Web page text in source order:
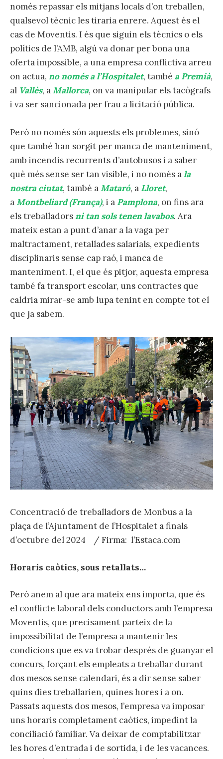
només repassar els mitjans locals d’on treballen,
qualsevol tècnic les tiraria enrere. Aquest és el
cas de Moventis. I és que siguin els tècnics o els
polítics de l’AMB, algú va donar per bona una
oferta impossible, a una empresa conflictiva arreu
on actua, no només a l’Hospitalet, també a Premià,
al Vallès, a Mallorca, on va manipular els tacògrafs
i va ser sancionada per frau a licitació pública.
Però no només són aquests els problemes, sinó
que també han sorgit per manca de manteniment,
amb incendis recurrents d’autobusos i a saber
què més sense ser tan visible, i no només ala
nostra ciutat, també a Mataró, a Lloret,
a Montbeliard (França), i a Pamplona, on fins ara
els treballadorsni tan sols tenen lavabos. Ara
mateix estan a punt d’anar a la vaga per
maltractament, retallades salarials, expedients
disciplinaris sense cap raó, i manca de
manteniment. I, el que és pitjor, aquesta empresa
també fa transport escolar, uns contractes que
caldria mirar-se amb lupa tenint en compte tot el
que ja sabem.
Concentració de treballadors de Monbus a la
plaça de l’Ajuntament de l’Hospitalet a finals
d’octubre del 2024 / Firma: l’Estaca.com
Horaris caòtics, sous retallats…
Però anem al que ara mateix ens importa, que és
el conflicte laboral dels conductors amb l’empresa
Moventis, que precisament parteix de la
impossibilitat de l’empresa a mantenir les
condicions que es va trobar després de guanyar el
concurs, forçant els empleats a treballar durant
dos mesos sense calendari, és a dir sense saber
quins dies treballarien, quines hores i a on.
Passats aquests dos mesos, l’empresa va imposar
uns horaris completament caòtics, impedint la
conciliació familiar. Va deixar de comptabilitzar
les hores d’entrada i de sortida, i de les vacances.